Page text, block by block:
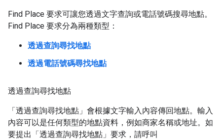
Find Place 要求可讓您透過文字查詢或電話號碼搜尋地點。
Find Place 要求分為兩種類型：
透過查詢尋找地點
透過電話號碼尋找地點
透過查詢尋找地點
「透過查詢尋找地點」會根據文字輸入內容傳回地點。輸入
內容可以是任何類型的地點資料，例如商家名稱或地址。如
要提出「透過查詢尋找地點」要求，請呼叫